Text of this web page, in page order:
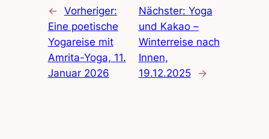
←
Vorheriger:
Eine poetische
Yogareise mit
Amrita-Yoga, 11.
Januar 2026
Nächster: Yoga
und Kakao –
Winterreise nach
Innen,
19.12.2025
→